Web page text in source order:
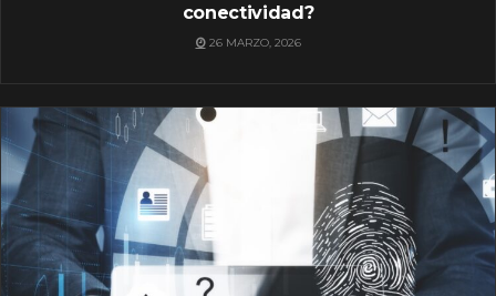
conectividad?
26 MARZO, 2026